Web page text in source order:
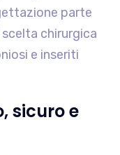
parte
chirurgica
e inseriti
sicuro e